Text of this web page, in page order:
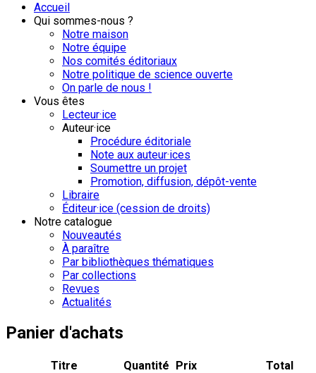
Accueil
Qui sommes-nous ?
Notre maison
Notre équipe
Nos comités éditoriaux
Notre politique de science ouverte
On parle de nous !
Vous êtes
Lecteur·ice
Auteur·ice
Procédure éditoriale
Note aux auteur·ices
Soumettre un projet
Promotion, diffusion, dépôt-vente
Libraire
Éditeur·ice (cession de droits)
Notre catalogue
Nouveautés
À paraître
Par bibliothèques thématiques
Par collections
Revues
Actualités
Panier d'achats
Titre Quantité Prix Total